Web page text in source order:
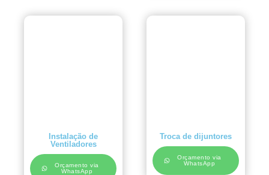
Instalação de
Ventiladores
Orçamento via
WhatsApp
Troca de dijuntores
Orçamento via
WhatsApp